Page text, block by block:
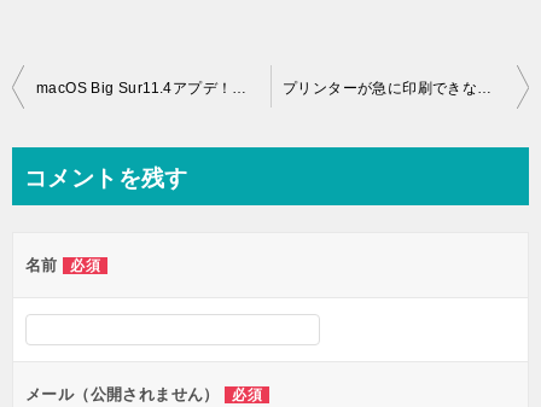
投
ビ
ー
シ
ン
macOS Big Sur11.4アプデ！MacもPodcast プリンターが急に印刷できなくなった時に確認するポイント３つとは？
コメントを残す
名前 必須
メール（公開されません） 必須